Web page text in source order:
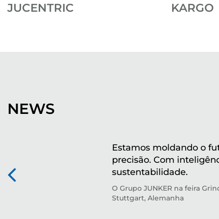
JUCENTRIC KARGO
NEWS
Estamos moldando o
precisão. Com
sustentabilidade.
O Grupo JUNKER na feira
Stuttgart, Alemanha